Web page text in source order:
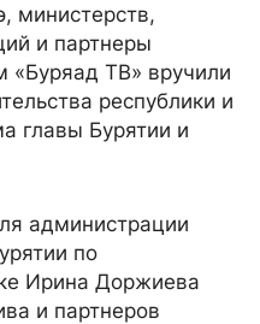
министерств,
и партнеры
«Буряад ТВ» вручили
республики и
главы Бурятии и
администрации
по
Ирина Доржиева
и партнеров